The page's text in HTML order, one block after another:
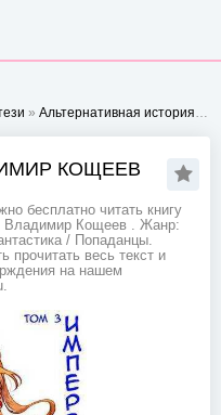
» Альтернативная история»
КОЩЕЕВ
бесплатно читать книгу
Владимир Кощеев . Жанр:
/ Попаданцы.
прочитать весь текст и
на нашем